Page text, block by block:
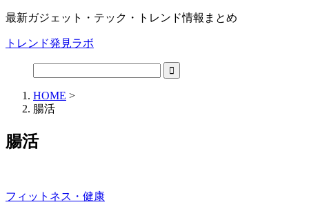
最新ガジェット・テック・トレンド情報まとめ
トレンド発見ラボ
HOME >
腸活
腸活
フィットネス・健康